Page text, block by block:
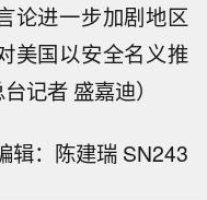
论进一步加剧地区
美国以安全名义推
记者 盛嘉迪）
辑：陈建瑞 SN243